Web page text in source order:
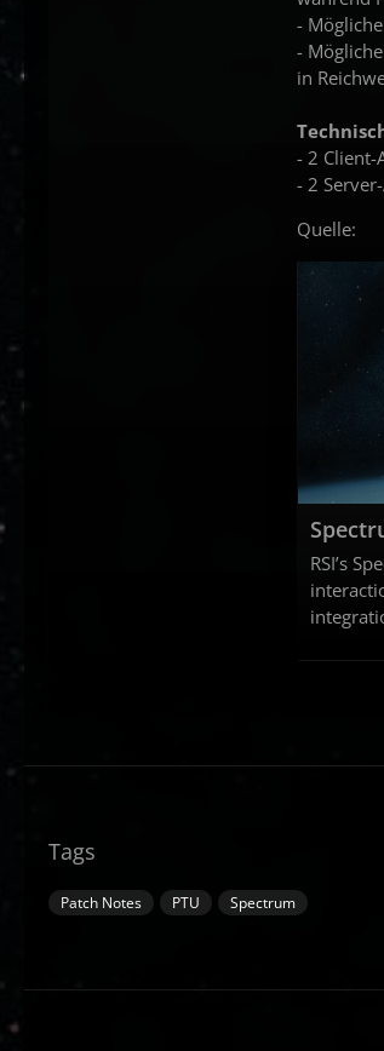
-
-
in
- 2 Client-
- 2
Quelle:
RSI’s
Tags
Patch Notes PTU Spectrum